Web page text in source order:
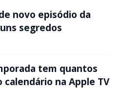
novo episódio da
segredos
tem quantos
calendário na Apple TV